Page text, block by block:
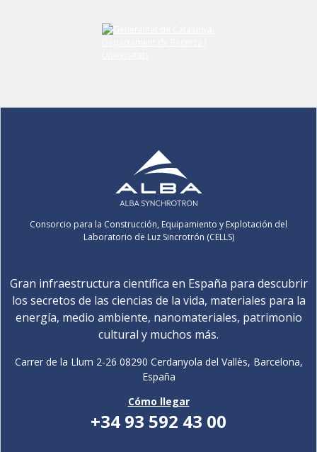
Consorcio para la Construcción, Equipamiento y Explotación del
Laboratorio de Luz Sincrotrón (CELLS)
Gran infraestructura científica en España para descubrir
los secretos de las ciencias de la vida, materiales para la
energía, medio ambiente, nanomateriales, patrimonio
cultural y muchos más.
Carrer de la Llum 2-26 08290 Cerdanyola del Vallès, Barcelona,
España
Cómo llegar
+34 93 592 43 00